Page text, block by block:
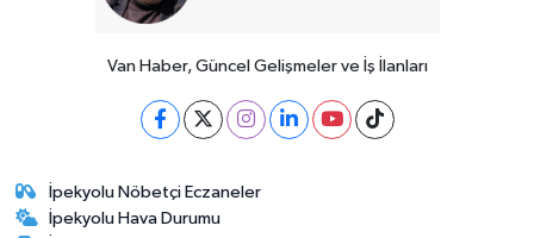
Van Haber, Güncel Gelişmeler ve İş İlanları
İpekyolu Nöbetçi Eczaneler
İpekyolu Hava Durumu